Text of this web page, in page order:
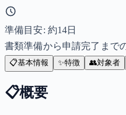
準備目安: 約14日
書類準備から申請完了まで
📋基本情報 ✨特徴 👥対象者
📋概要